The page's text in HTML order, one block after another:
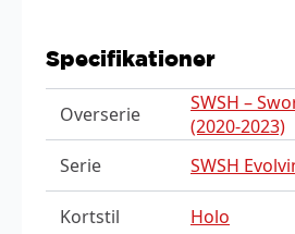
Specifikationer
Overserie
SWSH –
(2020-2023)
Serie
SWSH
Kortstil Holo